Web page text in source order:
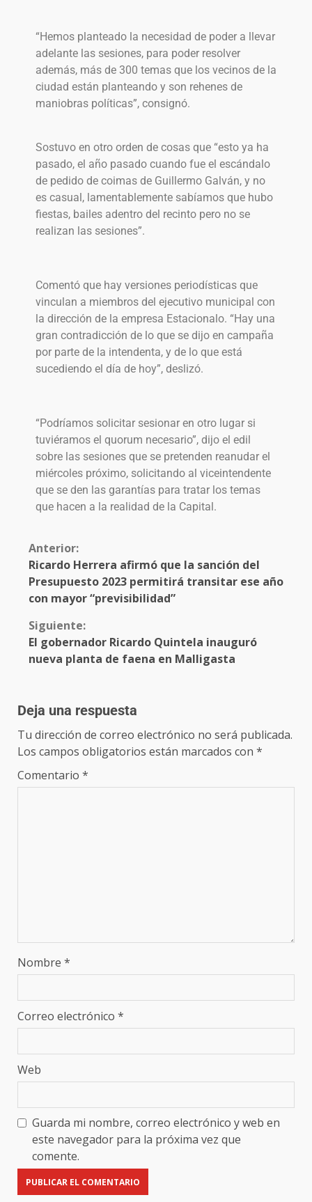
“Hemos planteado la necesidad de poder a llevar
adelante las sesiones, para poder resolver
además, más de 300 temas que los vecinos de la
ciudad están planteando y son rehenes de
maniobras políticas”, consignó.
Sostuvo en otro orden de cosas que “esto ya ha
pasado, el año pasado cuando fue el escándalo
de pedido de coimas de Guillermo Galván, y no
es casual, lamentablemente sabíamos que hubo
fiestas, bailes adentro del recinto pero no se
realizan las sesiones”.
Comentó que hay versiones periodísticas que
vinculan a miembros del ejecutivo municipal con
la dirección de la empresa Estacionalo. “Hay una
gran contradicción de lo que se dijo en campaña
por parte de la intendenta, y de lo que está
sucediendo el día de hoy”, deslizó.
“Podríamos solicitar sesionar en otro lugar si
tuviéramos el quorum necesario”, dijo el edil
sobre las sesiones que se pretenden reanudar el
miércoles próximo, solicitando al viceintendente
que se den las garantías para tratar los temas
que hacen a la realidad de la Capital.
Anterior:
Ricardo Herrera afirmó que la sanción del
Presupuesto 2023 permitirá transitar ese año
con mayor “previsibilidad”
Siguiente:
El gobernador Ricardo Quintela inauguró
nueva planta de faena en Malligasta
Deja una respuesta
Tu dirección de correo electrónico no será publicada.
Los campos obligatorios están marcados con *
Comentario *
Nombre *
Correo electrónico *
Web
Guarda mi nombre, correo electrónico y web en
este navegador para la próxima vez que
comente.